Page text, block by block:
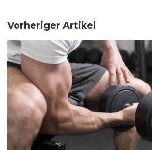
Vorheriger Artikel